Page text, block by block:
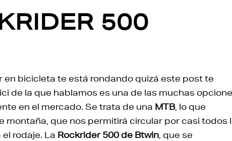
500
en bicicleta te está rondando quizá este post te
de la que hablamos es una de las muchas
en el mercado. Se trata de una MTB, lo que
que nos permitirá circular por casi todos
rodaje. La Rockrider 500 de Btwin , que se